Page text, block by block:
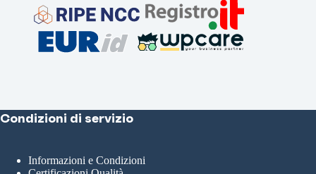
Condizioni di servizio
Informazioni e Condizioni